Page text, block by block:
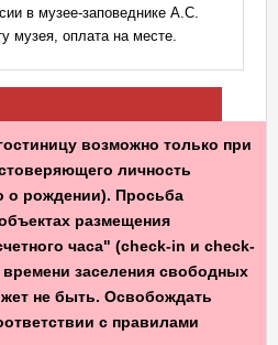
в музее-заповеднике А.С.
музея, оплата на месте.
возможно только при
личность
о рождении). Просьба
размещения
часа" (check-in и check-
заселения свободных
не быть. Освобождать
с правилами